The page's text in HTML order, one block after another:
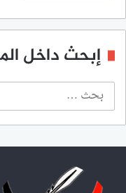
إبحث داخل